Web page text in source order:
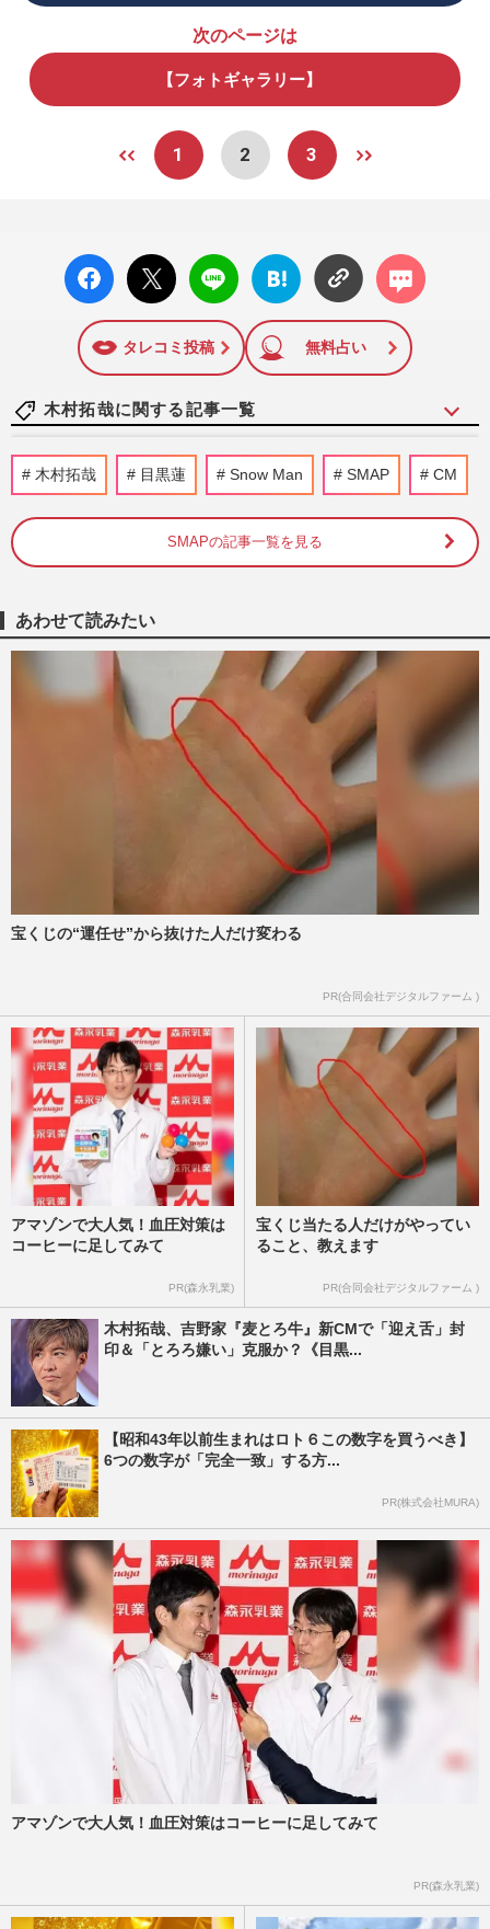
次のページは
【フォトギャラリー】
1 2 3
facebo
ok い
X ポス
ト
LINE
はてな
ブック
に追加
コメン
ト
タレコミ投稿 無料占い
木村拓哉に関する記事一覧
《バレーボール日本代表》木村拓哉の長
女・Cocomiも私物公開で熱狂！「グッズ
週刊女性PRIME 2026/7/21
グ怒涛の10連勝で決勝T進出！グッズ“完
売続出”も、メルカリを飛…
週刊女性PRIME
【平成編】《有名人の衝撃だった結婚
TOP5》ロス続出の福山雅治＆吹石一恵を
僅差で超えた1位は、おしどり夫…
週刊女性2026年7月7日・14日号
《モヤるCMランキングTOP10》木村拓哉
の『吉野家』、山田孝之の『ヤクルト』を
抑えた1位は松本人志出演の『…
週刊女性2026年6月30日号
映画『マイケル』ロケットスタートで
一転した映画界に起きている“…
週刊女性PRIME 2026/6/23
木村拓哉 目黒蓮 Snow Man SMAP CM
SMAPの記事一覧を見る
あわせて読みたい
宝くじの“運任せ”から抜けた人だけ変わる
PR(合同会社デジタルファーム )
アマゾンで大人気！血圧対策は
コーヒーに足してみて
PR(森永乳業)
宝くじ当たる人だけがやってい
ること、教えます
PR(合同会社デジタルファーム )
木村拓哉、吉野家『麦とろ牛』新CMで「迎え舌」封
印＆「とろろ嫌い」克服か？《目黒...
【昭和43年以前生まれはロト６この数字を買うべき】
6つの数字が「完全一致」する方...
PR(株式会社MURA)
アマゾンで大人気！血圧対策はコーヒーに足してみて
PR(森永乳業)